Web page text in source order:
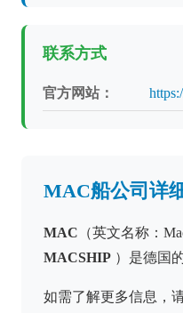
联系方式
官方网站：
MAC船公司详
MAC （英文名称：
MACSHIP ）是德国
如需了解更多信息，